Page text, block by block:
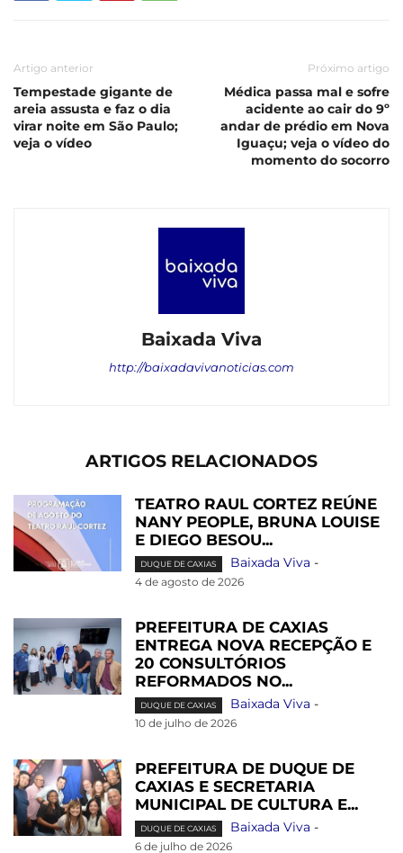
Artigo anterior
Tempestade gigante de
areia assusta e faz o dia
virar noite em São Paulo;
veja o vídeo
Próximo artigo
Médica passa mal e sofre
acidente ao cair do 9º
andar de prédio em Nova
Iguaçu; veja o vídeo do
momento do socorro
Baixada Viva
http://baixadavivanoticias.com
ARTIGOS RELACIONADOS
TEATRO RAUL CORTEZ REÚNE
NANY PEOPLE, BRUNA LOUISE
E DIEGO BESOU...
DUQUE DE CAXIAS Baixada Viva -
4 de agosto de 2026
PREFEITURA DE CAXIAS
ENTREGA NOVA RECEPÇÃO E
20 CONSULTÓRIOS
REFORMADOS NO...
DUQUE DE CAXIAS Baixada Viva -
10 de julho de 2026
PREFEITURA DE DUQUE DE
CAXIAS E SECRETARIA
MUNICIPAL DE CULTURA E...
DUQUE DE CAXIAS Baixada Viva -
6 de julho de 2026